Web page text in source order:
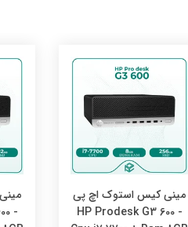
مینی کیس استوک اچ پی
HP Prodesk G3 600 -
-